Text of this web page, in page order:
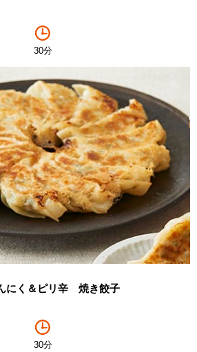
30分
にく＆ピリ辛 焼き餃子
30分